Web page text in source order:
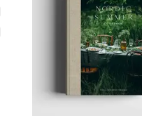
The Nordic Summer
up a generous spread of the
season’s finest. Language
Pages 253.